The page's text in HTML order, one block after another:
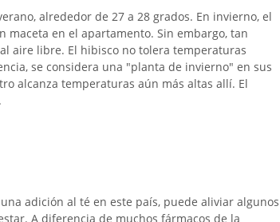
alrededor de 27 a 28 grados. En invierno, el
maceta en el apartamento. Sin embargo, tan
aire libre. El hibisco no tolera temperaturas
se considera una "planta de invierno" en sus
alcanza temperaturas aún más altas allí. El
adición al té en este país, puede aliviar algunos
A diferencia de muchos fármacos de la